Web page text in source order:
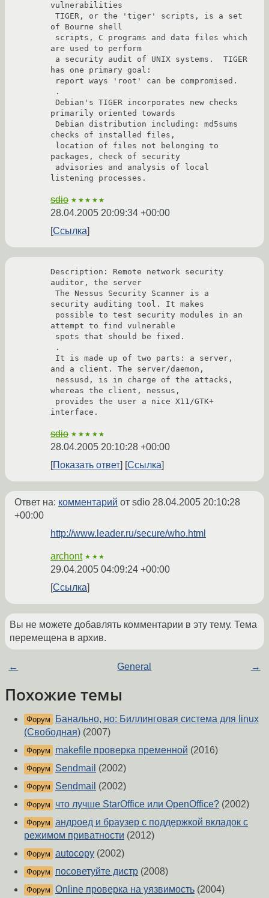
vulnerabilities
of Bourne shell
are used to perform
has one primary goal:
primarily oriented towards
checks of installed files,
packages, check of security
listening processes.
sdio ★★★★★
28.04.2005 20:09:34 +00:00
Ссылка
Description: Remote network security
auditor, the server
security auditing tool. It makes
attempt to find vulnerable
and a client. The server/daemon,
whereas the client, nessus,
interface.
sdio ★★★★★
28.04.2005 20:10:28 +00:00
Показать ответ
Ссылка
Ответ на: комментарий от sdio 28.04.2005 20:10:28
+00:00
http://www.leader.ru/secure/who.html
archont ★★★
29.04.2005 04:09:24 +00:00
Ссылка
Вы не можете добавлять комментарии в эту тему. Тема
перемещена в архив.
← General →
Похожие темы
Форум
Банально, но: Биллинговая система для linux
(Свободная) (2007)
Форум makefile проверка пременной (2016)
Форум Sendmail (2002)
Форум Sendmail (2002)
Форум что лучше StarOffice или OpenOffice? (2002)
Форум андроед и браузер с поддержкой вкладок с
режимом приватности (2012)
Форум autocopy (2002)
Форум посоветуйте дистр (2008)
Форум Online проверка на уязвимость (2004)